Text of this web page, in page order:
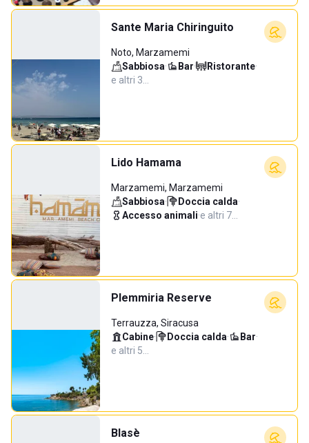
Sante Maria Chiringuito
Noto, Marzamemi
Sabbiosa· Bar· Ristorante·
e altri 3…
Lido Hamama
Marzamemi, Marzamemi
Sabbiosa· Doccia calda·
Accesso animali·e altri 7…
Plemmiria Reserve
Terrauzza, Siracusa
Cabine· Doccia calda· Bar·
e altri 5…
Blasè